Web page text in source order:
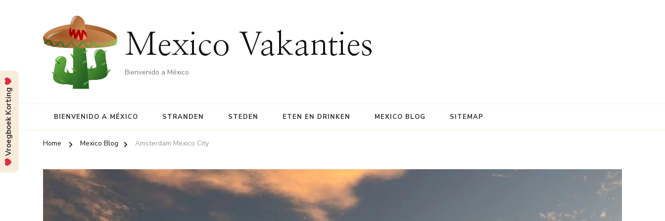
Mexico Vakanties
Bienvenido a México
BIENVENIDO A MÉXICO STRANDEN STEDEN ETEN EN DRINKEN MEXICO BLOG SITEMAP
Home Mexico Blog Amsterdam Mexico City
Vroegboek Korting